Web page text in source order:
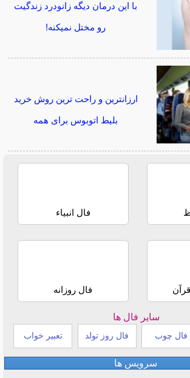
با این درمان دیگه زانودرد زندگیت
رو مختل نمیکنه!
ارزانترین و راحت ترین روش خرید
بلیط اتوبوس برای همه
فال انبیاء
فال روزانه
سایر فال ها
فال چوب فال روز تولد تعبیر خواب
سرویس ها